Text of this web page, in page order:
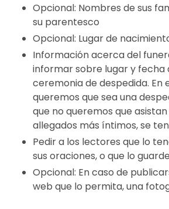
Opcional: Nombres de sus
su parentesco
Opcional: Lugar de
Información acerca del
informar sobre lugar y fecha
ceremonia de despedida. En
queremos que sea una
que no queremos que
allegados más íntimos, se
Pedir a los lectores que lo
sus oraciones, o que lo
Opcional: En caso de
web que lo permita, una